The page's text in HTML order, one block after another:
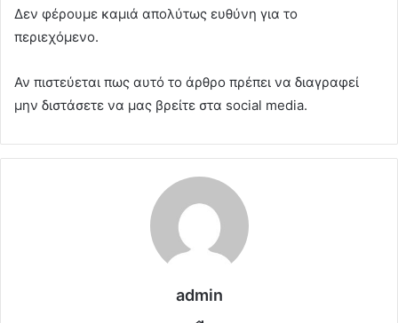
Δεν φέρουμε καμιά απολύτως ευθύνη για το
περιεχόμενο.
Αν πιστεύεται πως αυτό το άρθρο πρέπει να διαγραφεί
μην διστάσετε να μας βρείτε στα social media.
admin